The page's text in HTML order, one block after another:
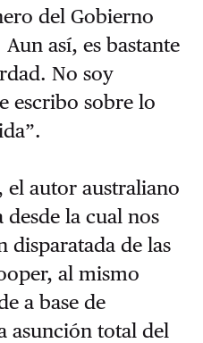
del Gobierno
así, es bastante
No soy
escribo sobre lo
el autor australiano
la cual nos
disparatada de las
al mismo
a base de
asunción total del